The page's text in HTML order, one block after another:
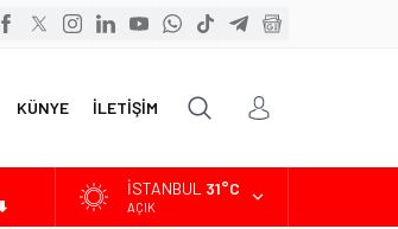
KÜNYE İLETİŞİM
İSTANBUL 31°C
AÇIK